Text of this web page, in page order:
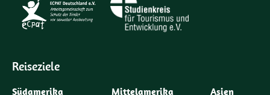
Reiseziele
Südamerika Mittelamerika Asien